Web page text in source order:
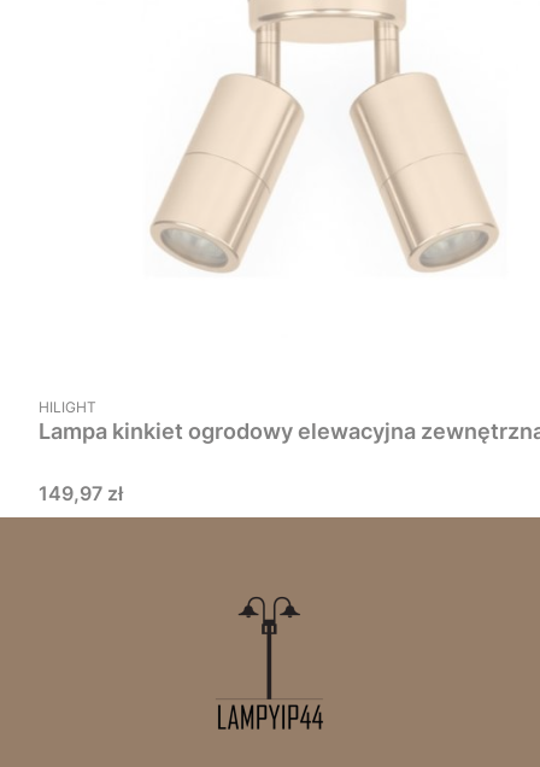
PRODUCENT
HILIGHT
Lampa kinkiet ogrodowy elewacyjna
Cena
149,97 zł